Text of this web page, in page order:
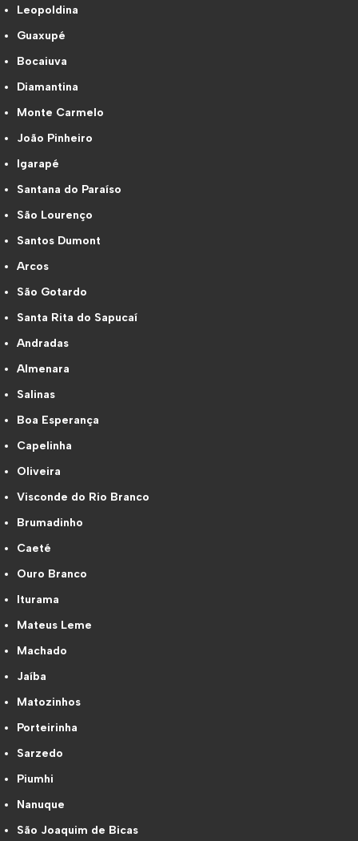
Leopoldina
Guaxupé
Bocaiuva
Diamantina
Monte Carmelo
João Pinheiro
Igarapé
Santana do Paraíso
São Lourenço
Santos Dumont
Arcos
São Gotardo
Santa Rita do Sapucaí
Andradas
Almenara
Salinas
Boa Esperança
Capelinha
Oliveira
Visconde do Rio Branco
Brumadinho
Caeté
Ouro Branco
Iturama
Mateus Leme
Machado
Jaíba
Matozinhos
Porteirinha
Sarzedo
Piumhi
Nanuque
São Joaquim de Bicas